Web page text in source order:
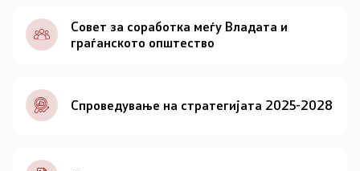
Документи
Совет
За советот
Совет за соработка меѓу Владата и
граѓанското општество
Спроведување на стратегијата 2025-2028